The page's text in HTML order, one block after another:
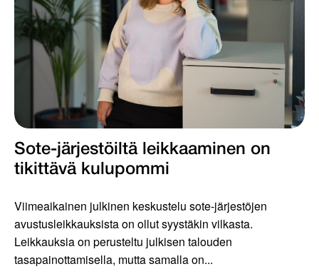
Sote-järjestöiltä leikkaaminen on
tikittävä kulupommi
Viimeaikainen julkinen keskustelu sote-järjestöjen
avustusleikkauksista on ollut syystäkin vilkasta.
Leikkauksia on perusteltu julkisen talouden
tasapainottamisella, mutta samalla on...